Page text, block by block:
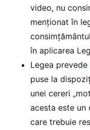
video, nu
menționat în
în aplicarea
Legea
puse la
unei cereri
acesta este un
care trebuie